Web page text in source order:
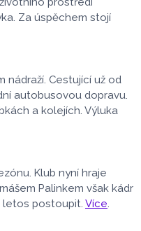
Za úspěchem stojí
nádraží. Cestující už od
autobusovou dopravu.
a kolejích. Výluka
Klub nyní hraje
Palinkem však kádr
letos postoupit. Více.